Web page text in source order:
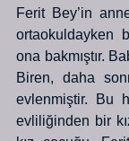
Ferit Bey’in
ortaokuldayken
ona bakmıştır.
Biren, daha
evlenmiştir. Bu
evliliğinden bir